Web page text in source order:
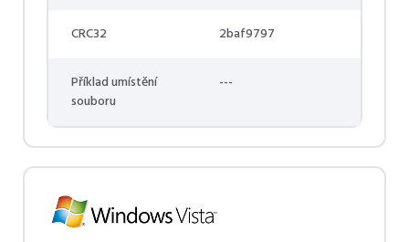
CRC32 2baf9797
Příklad umístění
souboru
---